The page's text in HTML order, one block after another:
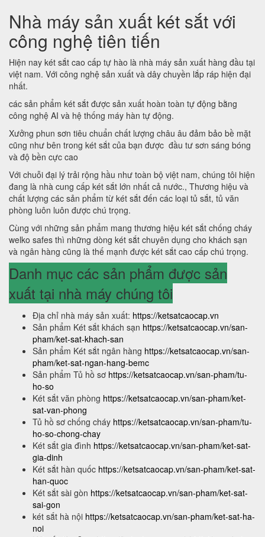
Nhà máy sản xuất két sắt với
công nghệ tiên tiến
Hiện nay két sắt cao cấp tự hào là nhà máy sản xuất hàng đầu tại
việt nam. Với công nghệ sản xuất và dây chuyền lắp ráp hiện đại
nhất.
các sản phẩm két sắt được sản xuất hoàn toàn tự động bằng
công nghệ AI và hệ thống máy hàn tự động.
Xưởng phun sơn tiêu chuẩn chất lượng châu âu đảm bảo bề mặt
cũng như bên trong két sắt của bạn được đầu tư sơn sáng bóng
và độ bền cực cao
Với chuỗi đại lý trải rộng hầu như toàn bộ việt nam, chúng tôi hiện
đang là nhà cung cấp két sắt lớn nhất cả nước., Thương hiệu và
chất lượng các sản phẩm từ két sắt đến các loại tủ sắt, tủ văn
phòng luôn luôn được chú trọng.
Cùng với những sản phẩm mang thương hiệu két sắt chống cháy
welko safes thì những dòng két sắt chuyên dụng cho khách sạn
và ngân hàng cũng là thế mạnh được két sắt cao cấp chú trọng.
Danh mục các sản phẩm được sản
xuất tại nhà máy chúng tôi
Địa chỉ nhà máy sản xuất: https://ketsatcaocap.vn
Sản phẩm Két sắt khách sạn https://ketsatcaocap.vn/san-
pham/ket-sat-khach-san
Sản phẩm Két sắt ngân hàng https://ketsatcaocap.vn/san-
pham/ket-sat-ngan-hang-bemc
Sản phẩm Tủ hồ sơ https://ketsatcaocap.vn/san-pham/tu-
ho-so
Két sắt văn phòng https://ketsatcaocap.vn/san-pham/ket-
sat-van-phong
Tủ hồ sơ chống cháy https://ketsatcaocap.vn/san-pham/tu-
ho-so-chong-chay
Két sắt gia đình https://ketsatcaocap.vn/san-pham/ket-sat-
gia-dinh
Két sắt hàn quốc https://ketsatcaocap.vn/san-pham/ket-sat-
han-quoc
Két sắt sài gòn https://ketsatcaocap.vn/san-pham/ket-sat-
sai-gon
két sắt hà nội https://ketsatcaocap.vn/san-pham/ket-sat-ha-
noi